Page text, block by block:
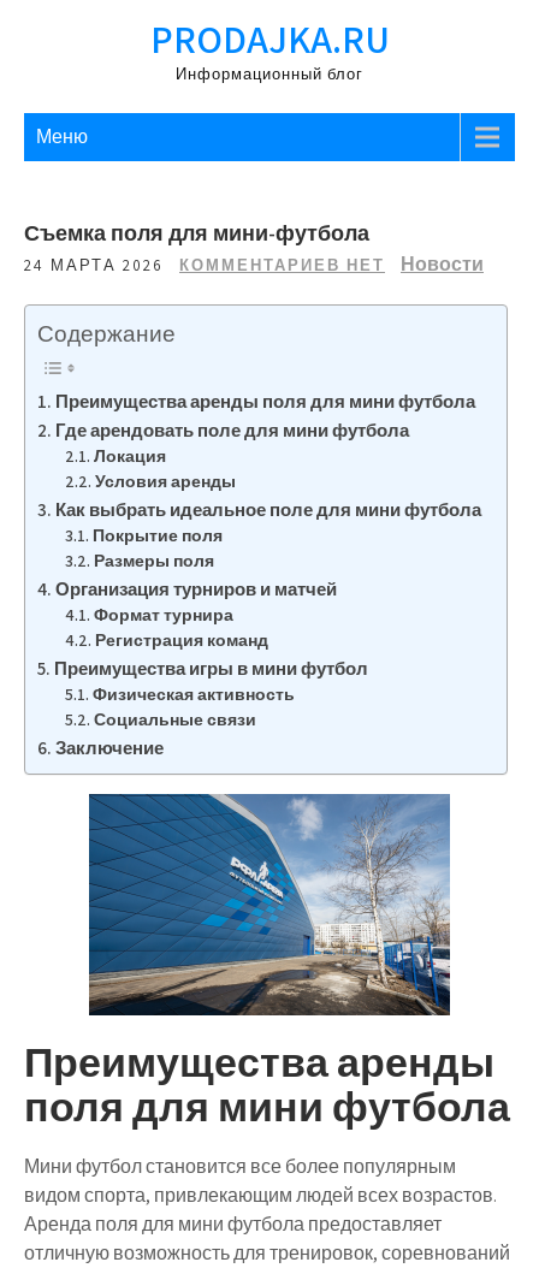
PRODAJKA.RU
Информационный блог
Меню
Съемка поля для мини-футбола
24 МАРТА 2026 КОММЕНТАРИЕВ НЕТ Новости
Содержание
Преимущества аренды поля для мини футбола
Где арендовать поле для мини футбола
Локация
Условия аренды
Как выбрать идеальное поле для мини футбола
Покрытие поля
Размеры поля
Организация турниров и матчей
Формат турнира
Регистрация команд
Преимущества игры в мини футбол
Физическая активность
Социальные связи
Заключение
Преимущества аренды
поля для мини футбола
Мини футбол становится все более популярным
видом спорта, привлекающим людей всех возрастов.
Аренда поля для мини футбола предоставляет
отличную возможность для тренировок, соревнований